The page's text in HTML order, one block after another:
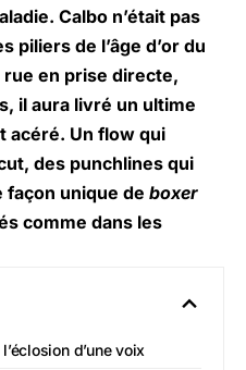
Calbo n’était pas
piliers de l’âge d’or du
en prise directe,
il aura livré un ultime
acéré. Un flow qui
des punchlines qui
unique de boxer
comme dans les
d’une voix